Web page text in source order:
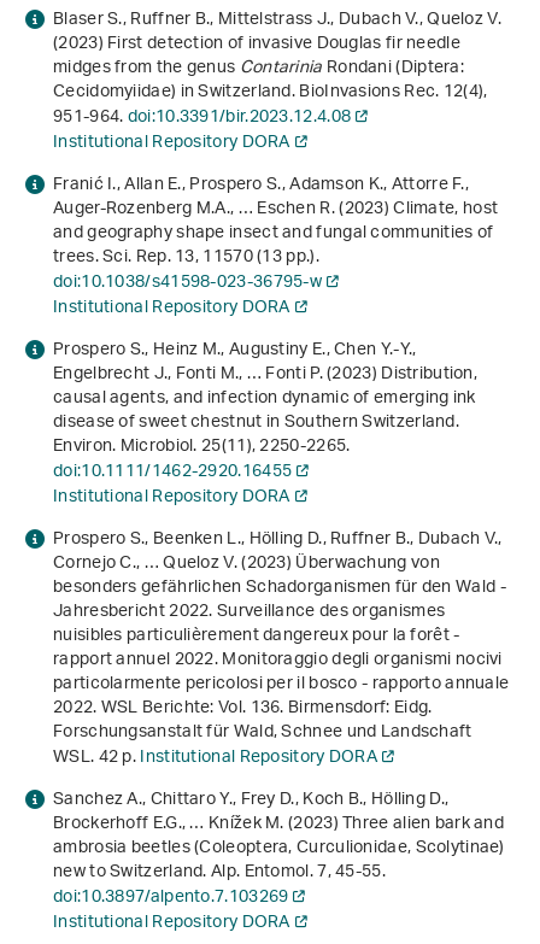
Blaser S., Ruffner B., Mittelstrass J., Dubach V., Queloz V.
(2023) First detection of invasive Douglas fir needle
midges from the genusContariniaRondani (Diptera:
Cecidomyiidae) in Switzerland. BioInvasions Rec.12(4),
951-964.doi:10.3391/bir.2023.12.4.08
Institutional Repository DORA
Franić I., Allan E., Prospero S., Adamson K., Attorre F.,
Auger-Rozenberg M.A., … Eschen R. (2023) Climate, host
and geography shape insect and fungal communities of
trees. Sci. Rep.13, 11570 (13 pp.).
doi:10.1038/s41598-023-36795-w
Institutional Repository DORA
Prospero S., Heinz M., Augustiny E., Chen Y.‐Y.,
Engelbrecht J., Fonti M., … Fonti P. (2023) Distribution,
causal agents, and infection dynamic of emerging ink
disease of sweet chestnut in Southern Switzerland.
Environ. Microbiol.25(11), 2250-2265.
doi:10.1111/1462-2920.16455
Institutional Repository DORA
Prospero S., Beenken L., Hölling D., Ruffner B., Dubach V.,
Cornejo C., … Queloz V. (2023)Überwachung von
besonders gefährlichen Schadorganismen für den Wald -
Jahresbericht 2022. Surveillance des organismes
nuisibles particulièrement dangereux pour la forêt -
rapport annuel 2022. Monitoraggio degli organismi nocivi
particolarmente pericolosi per il bosco - rapporto annuale
2022. WSL Berichte: Vol. 136. Birmensdorf: Eidg.
Forschungsanstalt für Wald, Schnee und Landschaft
WSL. 42 p.Institutional Repository DORA
Sanchez A., Chittaro Y., Frey D., Koch B., Hölling D.,
Brockerhoff E.G., … Knížek M. (2023) Three alien bark and
ambrosia beetles (Coleoptera, Curculionidae, Scolytinae)
new to Switzerland. Alp. Entomol.7, 45-55.
doi:10.3897/alpento.7.103269
Institutional Repository DORA